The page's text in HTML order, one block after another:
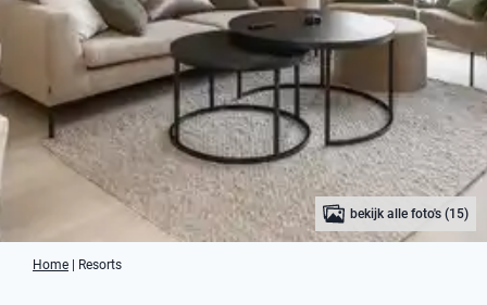
bekijk alle foto's (15)
Home Resorts